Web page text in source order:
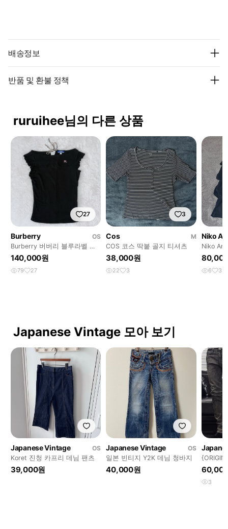
배송정보
반품 및 환불 정책
ruruihee님의 다른 상품
27
Burberry
OS
Burberry 버버리 블루라벨 갸
루깔 모리걸 딸기우유 로고 티
셔츠
140,000원
79 27
3
Cos
M
COS 코스 딱붙 골지 티셔츠
38,000원
22 3
Niko
Niko
트
6 3
Japanese Vintage 모아 보기
Japanese Vintage
OS
Koret 진청 카프리 데님 팬츠
39,000원
Japanese Vintage
OS
일본 빈티지 Y2K 데님 청바지
40,000원
Washed
3